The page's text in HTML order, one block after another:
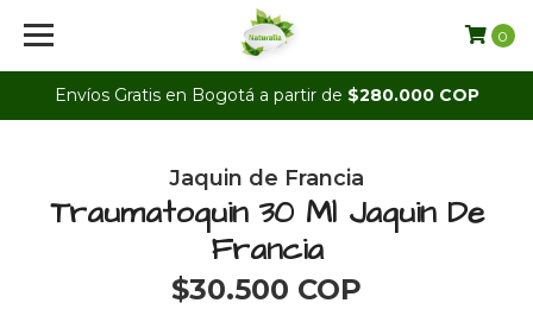
Envíos Gratis en Bogotá a partir de $280.000 COP
0
Jaquin de Francia
Traumatoquin 30 Ml Jaquin De
Francia
$30.500 COP